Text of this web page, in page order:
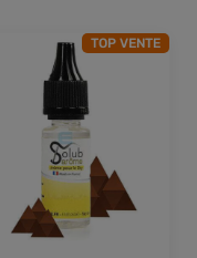
TOP VENTE